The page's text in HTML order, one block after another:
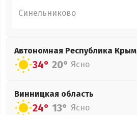
Синельниково
Автономная Республика Крым
34° 20° Ясно
Винницкая область
24° 13° Ясно